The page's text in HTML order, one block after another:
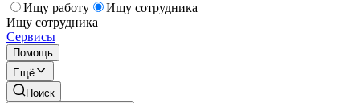
Ищу работу
Ищу сотрудника
Ищу сотрудника
Сервисы
Помощь
Ещё
Поиск